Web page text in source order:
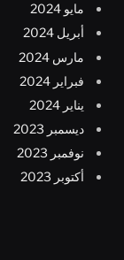
مايو 2024
أبريل 2024
مارس 2024
فبراير 2024
يناير 2024
ديسمبر 2023
نوفمبر 2023
أكتوبر 2023